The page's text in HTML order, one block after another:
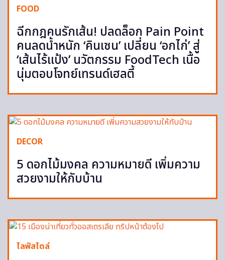
FOOD
ฉีกกฎคนรักเส้น! ปลดล็อก Pain Point
คนลดน้ำหนัก ‘คินเซน’ เปลี่ยน ‘อกไก่’ สู่
‘เส้นไร้แป้ง’ นวัตกรรม FoodTech เนื้อ
นุ่มตอบโจทย์เทรนด์เฮลตี้
DECOR
5 ดอกไม้มงคล ความหมายดี เพิ่มความ
สวยงามให้กับบ้าน
ไลฟ์สไตล์